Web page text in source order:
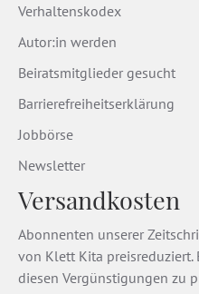
Verhaltenskodex
Autor:in werden
Beiratsmitglieder gesucht
Barrierefreiheitserklärung
Jobbörse
Newsletter
Versandkosten
Abonnenten unserer
von Klett Kita
diesen Vergünstigungen zu